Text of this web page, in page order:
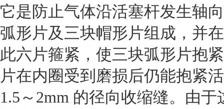
它是防止气体沿活塞杆发生轴
弧形片及三块帽形片组成，并
此六片箍紧，使三块弧形片抱
片在内圈受到磨损后仍能抱紧
1.5～2mm 的径向收缩缝。由